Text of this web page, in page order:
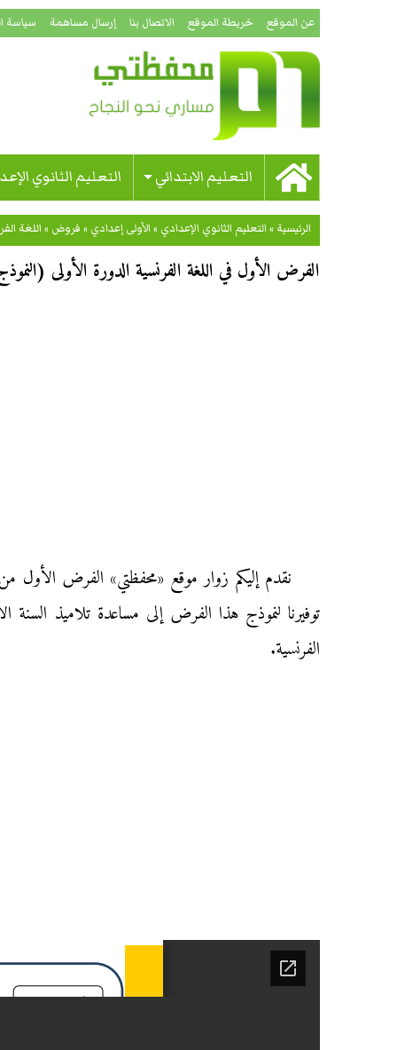
عن الموقع خريطة الموقع الاتصال بنا إرسال مساهمة سياسة
التعليم الابتدائي التعليم الثانوي
الرئيسية »التعليم الثانوي الإعدادي »الأولى إعدادي » فروض »اللغة
الفرض الأول في اللغة الفرنسية الدورة الأولى (النموذج 01) للسنة الأولى
توفيرنا لنموذج هذا الفرض إلى مساعدة تلاميذ السنة
الفرنسية.